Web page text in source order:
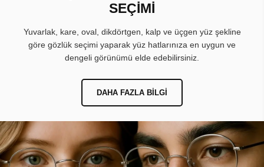
SEÇİMİ
Yuvarlak, kare, oval, dikdörtgen, kalp ve üçgen yüz şekline
göre gözlük seçimi yaparak yüz hatlarınıza en uygun ve
dengeli görünümü elde edebilirsiniz.
DAHA FAZLA BILGI